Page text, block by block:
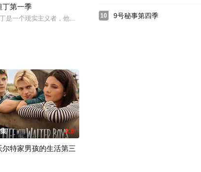
三、教育和就业部门航行，探索更光明、更愚蠢、更人道的前进道路，
丁第一季
是一个现实主义者，他很少使用魔法，用大脑和盟友解决问题，可
材之一——私家侦探故事。第二季迎来洛杉矶标志性私家
下来，但记忆却已丧失，而地堡正从叛乱中恢复，并面临着新的危险威
3.0
尔特家男孩的生活第三
10 9号秘事第四季